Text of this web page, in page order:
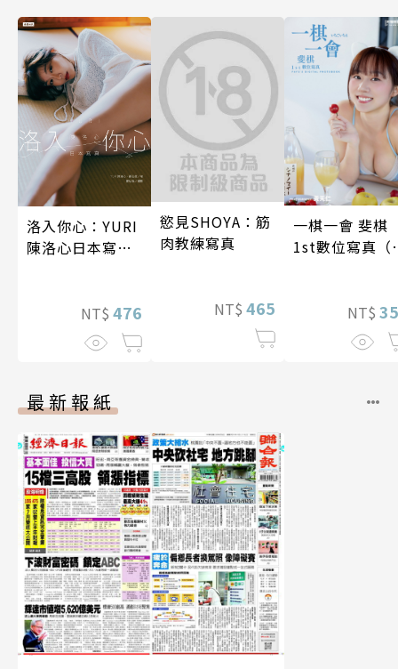
洛入你心：YURI
陳洛心日本寫真
NT$ 476
慾見SHOYA：筋
肉教練寫真
NT$ 465
一棋一會 斐棋
1st數位寫真（
NT$
最新報紙